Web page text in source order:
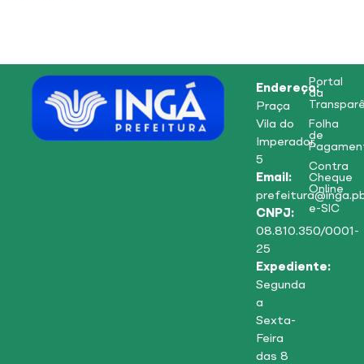
Endereço:
Praça
Vila do
Imperador,
5
Email:
CNPJ:
08.810.350/0001-
25
Expediente:
Segunda
a
Sexta-
Feira
das 8
Portal
da
Folha
de
Contra
Cheque
Online
e-SIC